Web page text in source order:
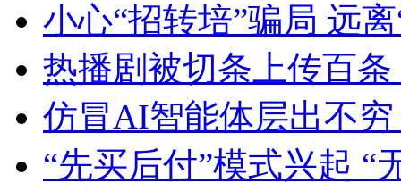
小心“招转培”骗局 远
热播剧被切条上传百
仿冒AI智能体层出不
“先买后付”模式兴起 “